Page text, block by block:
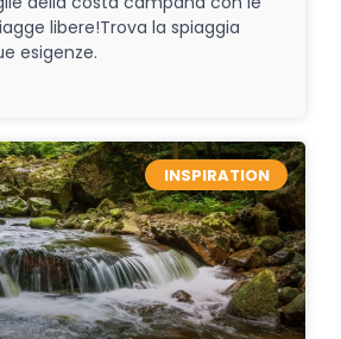
libere!Trova la spiaggia
esigenze.
INSPIRATION